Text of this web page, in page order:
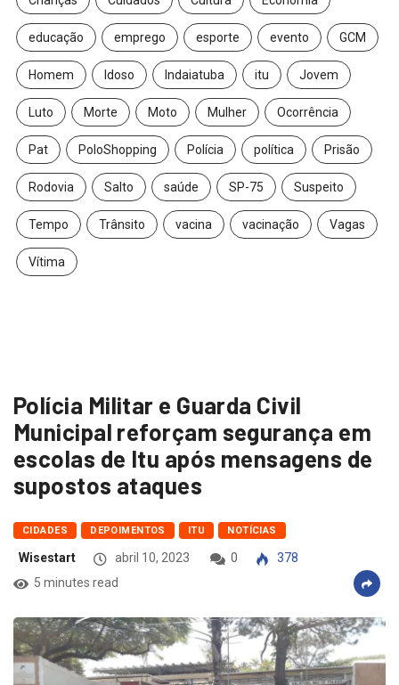
educação emprego esporte evento GCM
Homem Idoso Indaiatuba itu Jovem
Luto Morte Moto Mulher Ocorrência
Pat PoloShopping Polícia política Prisão
Rodovia Salto saúde SP-75 Suspeito
Tempo Trânsito vacina vacinação Vagas
Vítima
Polícia Militar e Guarda Civil
Municipal reforçam segurança em
escolas de Itu após mensagens de
supostos ataques
CIDADES DEPOIMENTOS ITU NOTÍCIAS
Wisestart abril 10, 2023 0
378
5 minutes read